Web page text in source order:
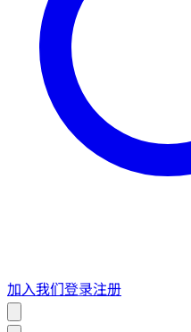
加入我们登录注册